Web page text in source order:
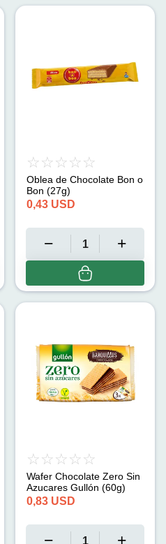
Oblea de Chocolate Bon o
Bon (27g)
0,43 USD
Wafer Chocolate Zero Sin
Azucares Gullón (60g)
0,83 USD